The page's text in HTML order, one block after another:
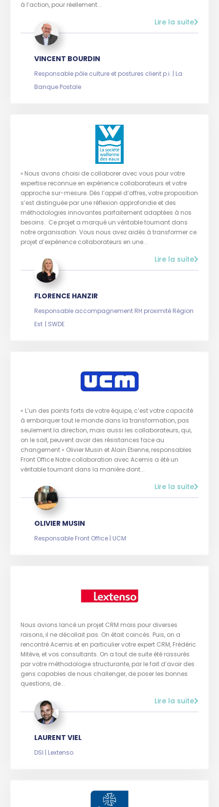
à l’action, pour réellement...
Lire la suite
VINCENT BOURDIN
Responsable pôle culture et postures client p.i. | La
Banque Postale
« Nous avons choisi de collaborer avec vous pour votre
expertise reconnue en expérience collaborateurs et votre
approche sur-mesure. Dès l’appel d’offres, votre proposition
s’est distinguée par une réflexion approfondie et des
méthodologies innovantes parfaitement adaptées à nos
besoins. Ce projet a marqué un véritable tournant dans
notre organisation. Vous nous avez aidés à transformer ce
projet d’expérience collaborateurs en une...
Lire la suite
FLORENCE HANZIR
Responsable accompagnement RH proximité Région
Est | SWDE
« L’un des points forts de votre équipe, c’est votre capacité
à embarquer tout le monde dans la transformation, pas
seulement la direction, mais aussi les collaborateurs, qui,
on le sait, peuvent avoir des résistances face au
changement » Olivier Musin et Alain Etienne, responsables
Front Office Notre collaboration avec Acemis a été un
véritable tournant dans la manière dont...
Lire la suite
OLIVIER MUSIN
Responsable Front Office | UCM
Nous avions lancé un projet CRM mais pour diverses
raisons, il ne décollait pas. On était coincés. Puis, on a
rencontré Acemis et en particulier votre expert CRM, Frédéric
Mitève, et vos consultants. On a tout de suite été rassurés
par votre méthodologie structurante, par le fait d’avoir des
gens capables de nous challenger, de poser les bonnes
questions, de...
Lire la suite
LAURENT VIEL
DSI | Lextenso